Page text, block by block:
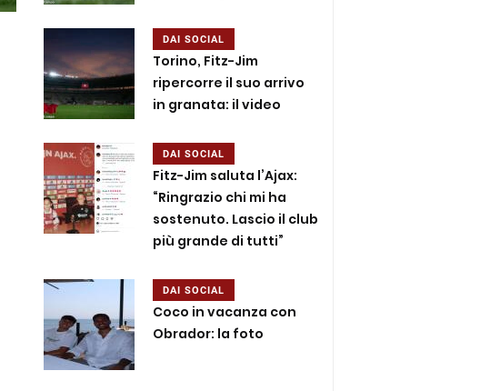
DAI SOCIAL
Torino, Fitz-Jim
ripercorre il suo arrivo
in granata: il video
DAI SOCIAL
Fitz-Jim saluta l’Ajax:
“Ringrazio chi mi ha
sostenuto. Lascio il club
più grande di tutti”
DAI SOCIAL
Coco in vacanza con
Obrador: la foto